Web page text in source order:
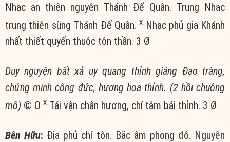
Nhạc an thiên nguyên Thánh Đế Quân. Trung Nhạc
trung thiên sùng Thánh Đế Quân.x Nhạc phủ gia Khánh
nhất thiết quyến thuộc tôn thần. 3 Ø
Duy nguyện bất xả uy quang thỉnh giáng Đạo tràng,
chứng minh công đức, hương hoa thỉnh. (2 hồi chuông
mõ) © Ο x Tái vận chân hương, chí tâm bái thỉnh. 3 Ø
Bên Hữu: Địa phủ chí tôn. Bắc âm phong đô. Nguyên